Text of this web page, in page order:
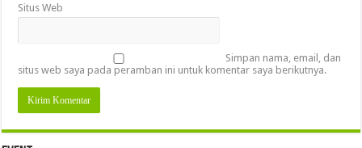
Situs Web
Simpan nama, email, dan
situs web saya pada peramban ini untuk komentar saya berikutnya.